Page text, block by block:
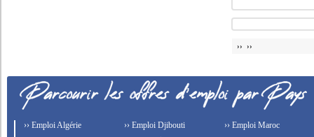
›› ››
›› Emploi Algérie
›› Emploi Djibouti
›› Emploi Maroc